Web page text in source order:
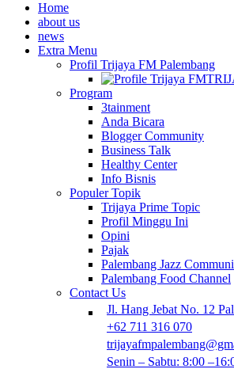
Home
about us
news
Extra Menu
Profil Trijaya FM Palembang
Program
3tainment
Anda Bicara
Blogger Community
Business Talk
Healthy Center
Info Bisnis
Populer Topik
Trijaya Prime Topic
Profil Minggu Ini
Opini
Pajak
Palembang Jazz
Palembang Food Channel
Contact Us
Jl. Hang Jebat No. 12
+62 711 316 070
Senin – Sabtu: 8:00